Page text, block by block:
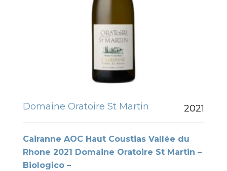
Domaine Oratoire St Martin 2021
Cairanne AOC Haut Coustias Vallée du
Rhone 2021 Domaine Oratoire St Martin –
Biologico –